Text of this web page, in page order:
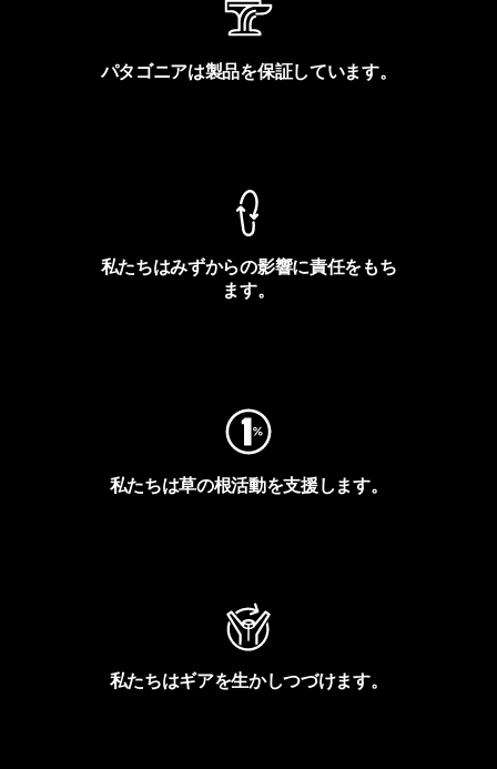
パタゴニアは製品を保証しています。
私たちはみずからの影響に責任をもち
ます。
私たちは草の根活動を支援します。
私たちはギアを生かしつづけます。